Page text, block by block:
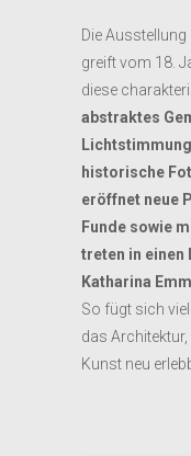
Die Ausstellung
greift vom 18.
diese
abstraktes
historische
eröffnet neue
Funde sowie
treten in einen
Katharina
So fügt sich
das
Kunst neu